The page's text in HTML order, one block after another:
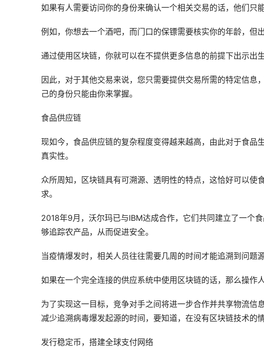
如果有人需要访问你的身份来确认一个相关交易的话，他们只
例如，你想去一个酒吧，而门口的保镖需要核实你的年龄，但
通过使用区块链，你就可以在不提供更多信息的前提下出示出
因此，对于其他交易来说，您只需要提供交易所需的特定信息
己的身份只能由你来掌握。
食品供应链
现如今，食品供应链的复杂程度变得越来越高，由此对于食品
真实性。
众所周知，区块链具有可溯源、透明性的特点，这恰好可以使
求。
2018年9月，沃尔玛已与IBM达成合作，它们共同建立了一个
够追踪农产品，从而促进安全。
当疫情爆发时，相关人员往往需要几周的时间才能追溯到问题源
如果在一个完全连接的供应系统中使用区块链的话，那么操作
为了实现这一目标，竞争对手之间将进一步合作并共享物流
减少追溯病毒爆发起源的时间，要知道，在没有区块链技术的
发行稳定币，搭建全球支付网络